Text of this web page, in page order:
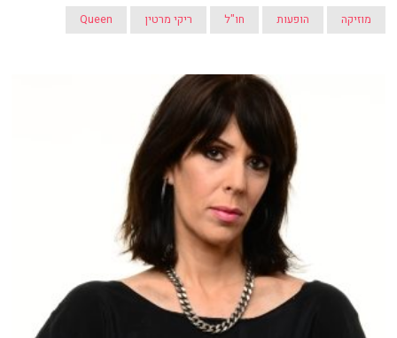
מוזיקה הופעות חו"ל ריקי מרטין Queen